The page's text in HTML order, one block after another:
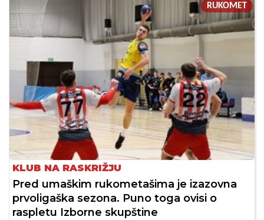
RUKOMET
KLUB NA RASKRIŽJU
Pred umaškim rukometašima je izazovna
prvoligaška sezona. Puno toga ovisi o
raspletu Izborne skupštine